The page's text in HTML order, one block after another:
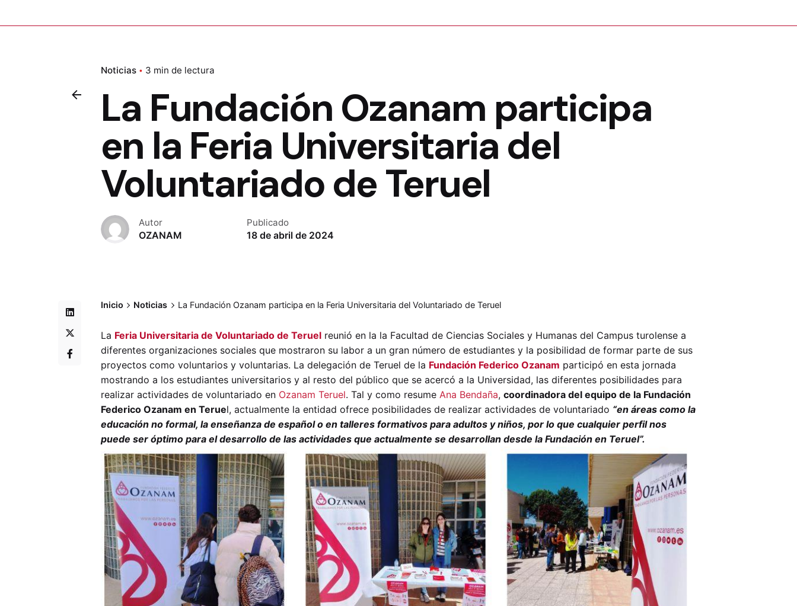
Noticias 3 min de lectura
La Fundación Ozanam participa
en la Feria Universitaria del
Voluntariado de Teruel
Autor
OZANAM
Publicado
18 de abril de 2024
Inicio Noticias La Fundación Ozanam participa en la Feria Universitaria del Voluntariado de Teruel
La Feria Universitaria de Voluntariado de Teruelreunió en la la Facultad de Ciencias Sociales y Humanas del Campus turolense a
diferentes organizaciones sociales que mostraron su labor a un gran número de estudiantes y la posibilidad de formar parte de sus
proyectos como voluntarios y voluntarias. La delegación de Teruel de la Fundación Federico Ozanam participó en esta jornada
mostrando a los estudiantes universitarios y al resto del público que se acercó a la Universidad, las diferentes posibilidades para
realizar actividades de voluntariado en Ozanam Teruel. Tal y como resume Ana Bendaña, coordinadora del equipo de la Fundación
Federico Ozanam en Teruel, actualmente la entidad ofrece posibilidades de realizar actividades de voluntariado “en áreas como la
educación no formal, la enseñanza de español o en talleres formativos para adultos y niños, por lo que cualquier perfil nos
puede ser óptimo para el desarrollo de las actividades que actualmente se desarrollan desde la Fundación en Teruel”.